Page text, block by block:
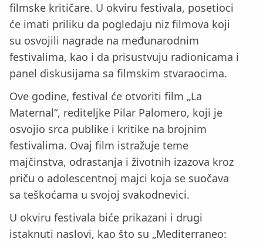
filmske kritičare. U okviru festivala, posetioci
će imati priliku da pogledaju niz filmova koji
su osvojili nagrade na međunarodnim
festivalima, kao i da prisustvuju radionicama i
panel diskusijama sa filmskim stvaraocima.
Ove godine, festival će otvoriti film „La
Maternal“, rediteljke Pilar Palomero, koji je
osvojio srca publike i kritike na brojnim
festivalima. Ovaj film istražuje teme
majčinstva, odrastanja i životnih izazova kroz
priču o adolescentnoj majci koja se suočava
sa teškoćama u svojoj svakodnevici.
U okviru festivala biće prikazani i drugi
istaknuti naslovi, kao što su „Mediterraneo: